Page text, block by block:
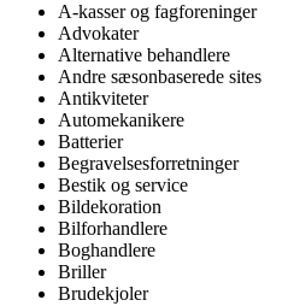
A-kasser og fagforeninger
Advokater
Alternative behandlere
Andre sæsonbaserede sites
Antikviteter
Automekanikere
Batterier
Begravelsesforretninger
Bestik og service
Bildekoration
Bilforhandlere
Boghandlere
Briller
Brudekjoler